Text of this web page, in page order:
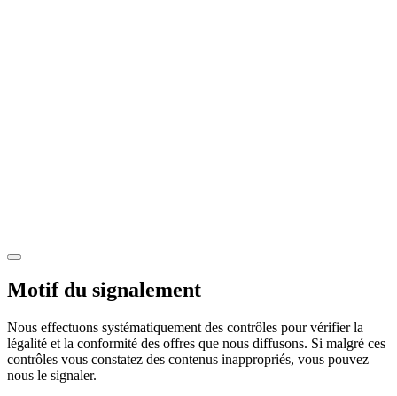
Motif du signalement
Nous effectuons systématiquement des contrôles pour vérifier la
légalité et la conformité des offres que nous diffusons. Si malgré ces
contrôles vous constatez des contenus inappropriés, vous pouvez
nous le signaler.